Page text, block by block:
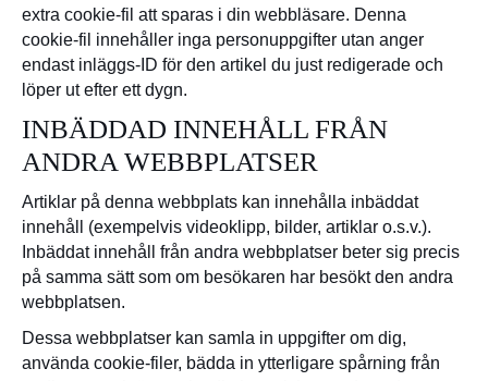
extra cookie-fil att sparas i din webbläsare. Denna
cookie-fil innehåller inga personuppgifter utan anger
endast inläggs-ID för den artikel du just redigerade och
löper ut efter ett dygn.
INBÄDDAD INNEHÅLL FRÅN
ANDRA WEBBPLATSER
Artiklar på denna webbplats kan innehålla inbäddat
innehåll (exempelvis videoklipp, bilder, artiklar o.s.v.).
Inbäddat innehåll från andra webbplatser beter sig precis
på samma sätt som om besökaren har besökt den andra
webbplatsen.
Dessa webbplatser kan samla in uppgifter om dig,
använda cookie-filer, bädda in ytterligare spårning från